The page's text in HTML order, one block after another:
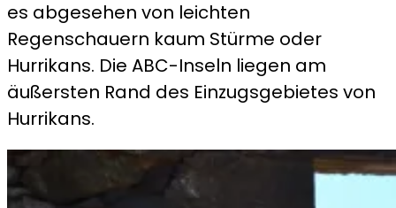
es abgesehen von leichten
Regenschauern kaum Stürme oder
Hurrikans. Die ABC-Inseln liegen am
äußersten Rand des Einzugsgebietes von
Hurrikans.